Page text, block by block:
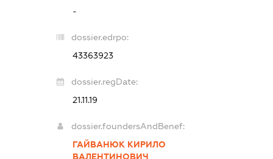
-
dossier.edrpo:
43363923
dossier.regDate:
21.11.19
dossier.foundersAndBenef:
ГАЙВАНЮК КИРИЛО
ВАЛЕНТИНОВИЧ